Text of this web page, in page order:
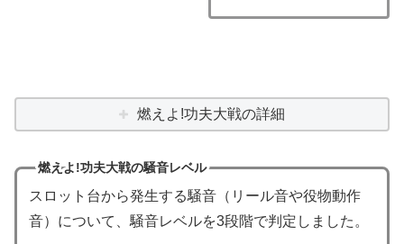
燃えよ!功夫大戦の詳細
燃えよ!功夫大戦の騒音レベル
スロット台から発生する騒音（リール音や役物動作
音）について、騒音レベルを3段階で判定しました。